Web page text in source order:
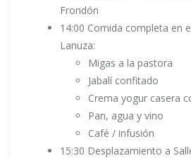
Frondón
14:00 Comida completa en
Lanuza:
Migas a la pastora
Jabalí confitado
Crema yogur casera
Pan, agua y vino
Café / infusión
15:30 Desplazamiento a